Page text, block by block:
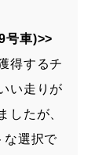
号車)>>
得するチ
い走りが
したが、
な選択で